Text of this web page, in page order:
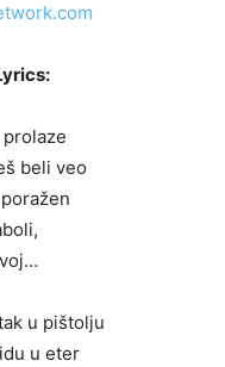
beli veo
u pištolju
u eter